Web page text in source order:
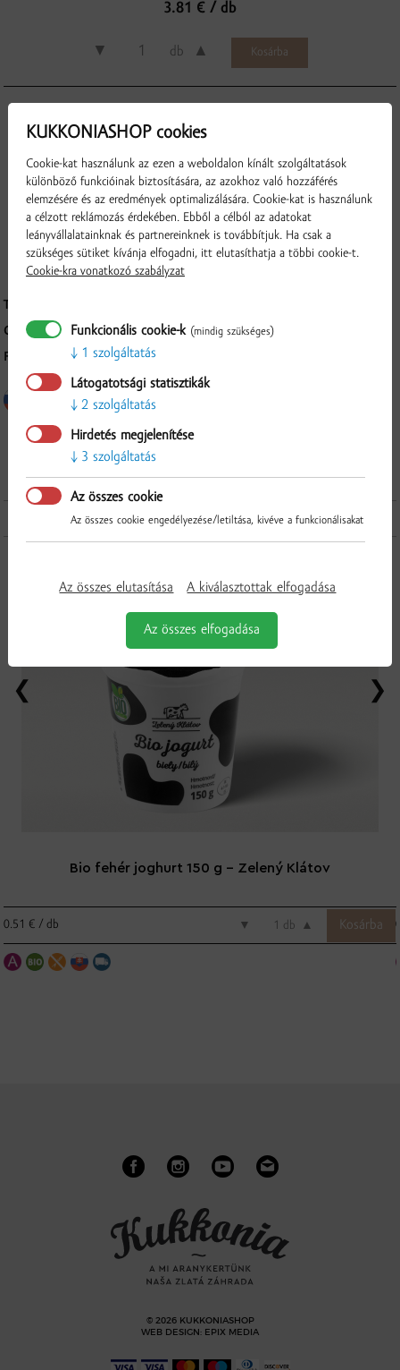
3.81 € / db
▼ db ▲
A csallóközi gazdák által szállított, évek óta igazolt minőségű tej mellett
sűrű tejszínes joghurtokat is talál a kínálatunkban. Nagyra értékeli majd
megnövelt fehérjetartalmukat – a 850 g-os kiszerelésben akár 53 g
tejfehérje is található egy joghurtban. A tízszázalékos zsírtartalommal
együtt élvezheti a finom krémes fehér joghurtot, amely tele van az
egészségre gyakorolt jótékony hatásokkal.
TÁROLÁS:
GYÁRTÓ: EUROMILK, a.s., Bratislavská 41, Veľký Meder, 932 15
FELDOLGOZÁS MÓDJA: čerstvý výrobok
További termékek a kategóriából
Bio fehér joghurt 150 g - Zelený Klátov
0.51 € / db ▼ db ▲
© 2026 KUKKONIASHOP
WEB DESIGN: EPIX MEDIA
KUKKONIASHOP cookies
Cookie-kat használunk az ezen a weboldalon kínált szolgáltatások
különböző funkcióinak biztosítására, az azokhoz való hozzáférés
elemzésére és az eredmények optimalizálására. Cookie-kat is használunk
a célzott reklámozás érdekében. Ebből a célból az adatokat
leányvállalatainknak és partnereinknek is továbbítjuk. Ha csak a
szükséges sütiket kívánja elfogadni, itt elutasíthatja a többi cookie-t.
Cookie-kra vonatkozó szabályzat
Funkcionális cookie-k (mindig szükséges)
1 szolgáltatás
Látogatotsági statisztikák
2 szolgáltatás
Hirdetés megjelenítése
3 szolgáltatás
Az összes cookie
Az összes cookie engedélyezése/letiltása, kivéve a funkcionálisakat
Az összes elutasítása A kiválasztottak elfogadása
Az összes elfogadása